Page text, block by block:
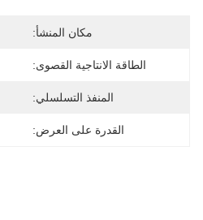
مكان المنشأ:
الطاقة الانتاجية القصوى:
المنفذ التسلسلي:
القدرة على العرض: